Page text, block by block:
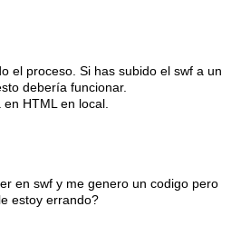
el proceso. Si has subido el swf a un
debería funcionar.
HTML en local.
en swf y me genero un codigo pero
estoy errando?